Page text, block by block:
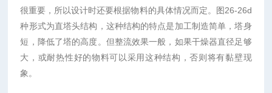
很重要，所以设计时还要根据物料的具体情况而定。图26-26d
种形式为直塔头结构，这种结构的特点是加工制造简单，塔身
短，降低了塔的高度。但整流效果一般，如果干燥器直径足够
大，或耐热性好的物料可以采用这种结构，否则将有黏壁现
象。